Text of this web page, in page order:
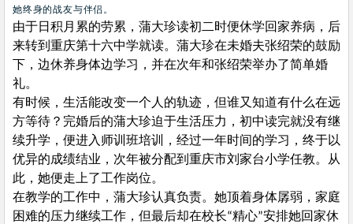
她终身的战友与伴侣。
由于日积月累的劳累，蒲大珍读初二时便休学回家养病，后
来转到重庆第十六中学就读。蒲大珍在未婚夫张绍荣的鼓励
下，边休养身体边学习，并在次年和张绍荣举办了简单婚
礼。
有时候，生活能改变一个人的轨迹，但谁又知道有什么在远
方等待？完婚后的蒲大珍迫于生活压力，初中读完就没有继
续升学，便进入师训班培训，经过一年时间的学习，终于以
优异的成绩结业，次年被分配到重庆市刘家台小学任教。从
此，她便走上了工作岗位。
在教学的工作中，蒲大珍认真负责。她顶着身体孱弱，家庭
困难的压力继续工作，但最后却在校长“精心”安排她回家休